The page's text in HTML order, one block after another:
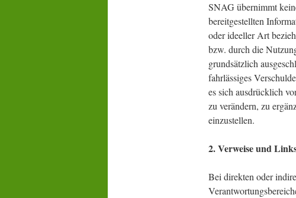
SNAG übernimmt
bereitgestellten
oder ideeller Art
bzw. durch die
grundsätzlich
fahrlässiges
es sich ausdrücklich
zu verändern, zu
einzustellen.
2. Verweise und
Bei direkten oder